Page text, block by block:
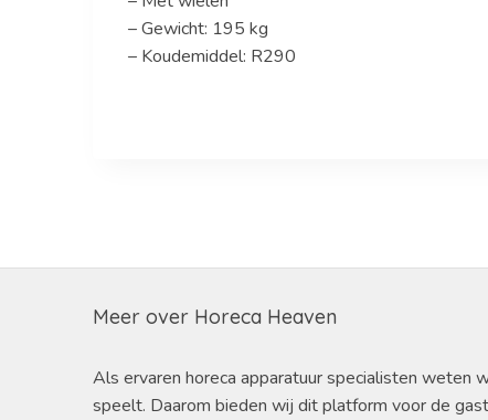
– Gewicht: 195 kg
– Koudemiddel: R290
Meer over Horeca Heaven
Als ervaren horeca apparatuur specialisten weten
speelt. Daarom bieden wij dit platform voor de